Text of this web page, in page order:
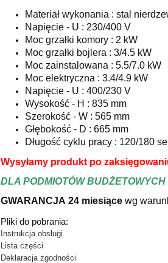
firmy Bolarus
9 577,00 zł
Materiał wykonania : stal
Napięcie - U : 230/400 V
Moc grzałki komory : 2 kW
Moc grzałki bojlera : 3/4.5 kW
Moc zainstalowana : 5.5/7.0 kW
Moc elektryczna : 3.4/4.9 kW
Napięcie - U : 400/230 V
Wysokość - H : 835 mm
Szerokość - W : 565 mm
Głębokość - D : 665 mm
Długość cyklu pracy : 120/180
Wysyłamy produkt po
DLA PODMIOTÓW
GWARANCJA 24 miesiące wg
Pliki do pobrania:
Instrukcja obsługi
Lista części
Deklaracja zgodności